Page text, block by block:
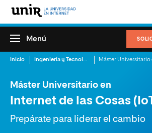
Menú
Inicio Ingeniería y Tecnología
Máster Universitario en
Internet de las Cosas
Prepárate para liderar el cambio